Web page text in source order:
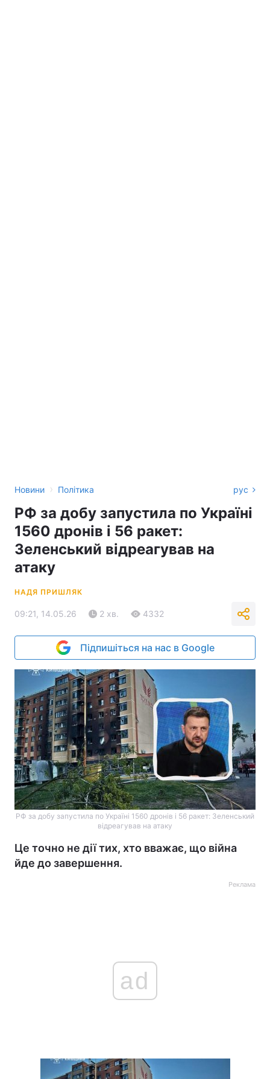
Новини › Політика рус
РФ за добу запустила по Україні
1560 дронів і 56 ракет:
Зеленський відреагував на
атаку
НАДЯ ПРИШЛЯК
09:21, 14.05.26 2 хв. 4332
Підпишіться на нас в Google
РФ за добу запустила по Україні 1560 дронів і 56 ракет: Зеленський
відреагував на атаку
Це точно не дії тих, хто вважає, що війна
йде до завершення.
Реклама
ad